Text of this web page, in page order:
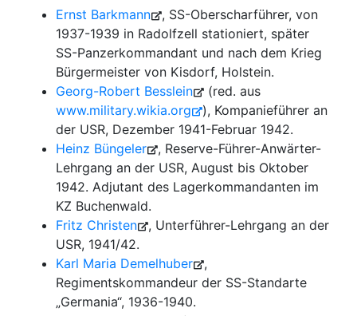
Ernst Barkmann
, SS-Oberscharführer, von
1937-1939 in Radolfzell stationiert, später
SS-Panzerkommandant und nach dem Krieg
Bürgermeister von Kisdorf, Holstein.
Georg-Robert Besslein
(red. aus
www.military.wikia.org
), Kompanieführer an
der USR, Dezember 1941-Februar 1942.
Heinz Büngeler
, Reserve-Führer-Anwärter-
Lehrgang an der USR, August bis Oktober
1942. Adjutant des Lagerkommandanten im
KZ Buchenwald.
Fritz Christen
, Unterführer-Lehrgang an der
USR, 1941/42.
Karl Maria Demelhuber
,
Regimentskommandeur der SS-Standarte
„Germania“, 1936-1940.